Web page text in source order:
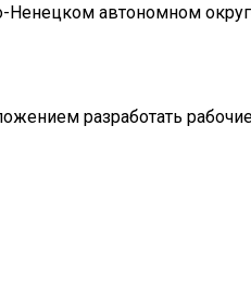
автономном
разработать